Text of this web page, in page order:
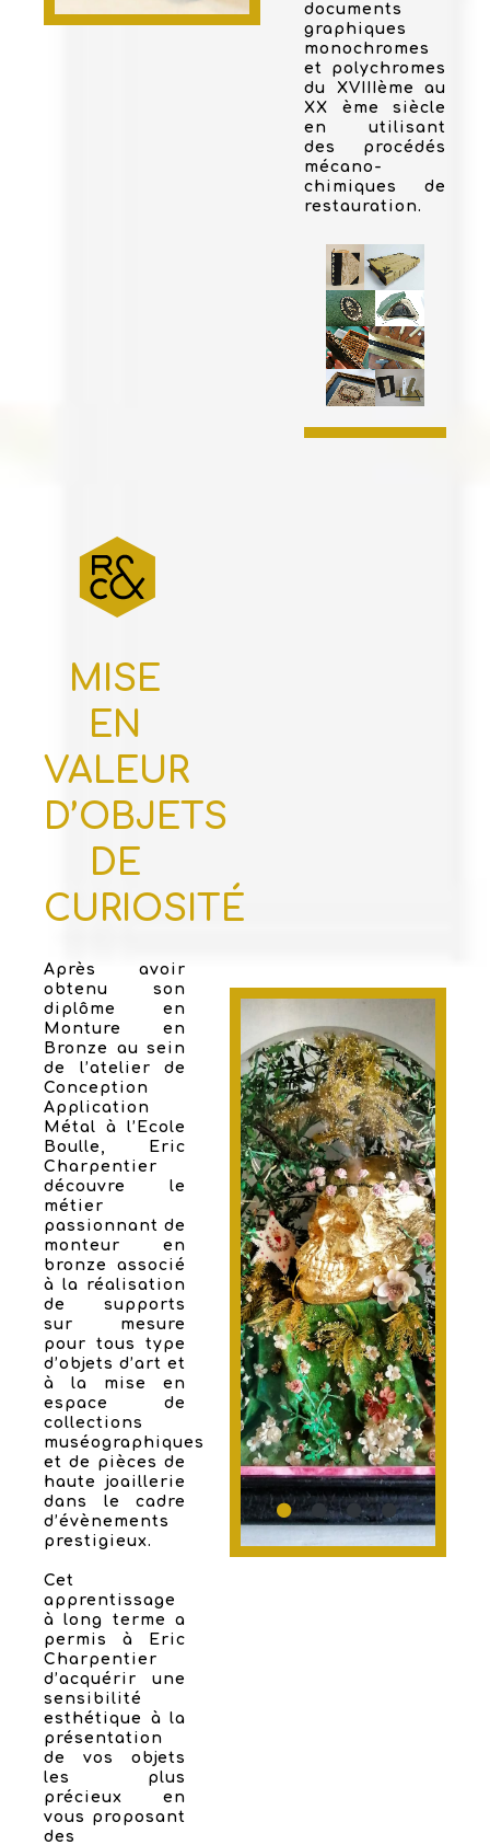
documents
graphiques
monochromes
et polychromes
du XVIIIème au
XX ème siècle
en utilisant
des procédés
mécano-
chimiques de
restauration.
MISE
EN
VALEUR
D’OBJETS
DE
CURIOSITÉ
Après avoir
obtenu son
diplôme en
Monture en
Bronze au sein
de l’atelier de
Conception
Application
Métal à l’Ecole
Boulle, Eric
Charpentier
découvre le
métier
passionnant de
monteur en
bronze associé
à la réalisation
de supports
sur mesure
pour tous type
d’objets d’art et
à la mise en
espace de
collections
muséographiques
et de pièces de
haute joaillerie
dans le cadre
d’évènements
prestigieux.
Cet
apprentissage
à long terme a
permis à Eric
Charpentier
d’acquérir une
sensibilité
esthétique à la
présentation
de vos objets
les plus
précieux en
vous proposant
des